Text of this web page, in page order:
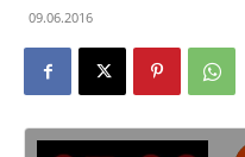
09.06.2016